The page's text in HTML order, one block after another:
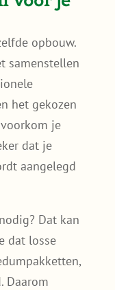
opbouw.
samenstellen
het gekozen
je
dat je
aangelegd
Dat kan
dat losse
Daarom